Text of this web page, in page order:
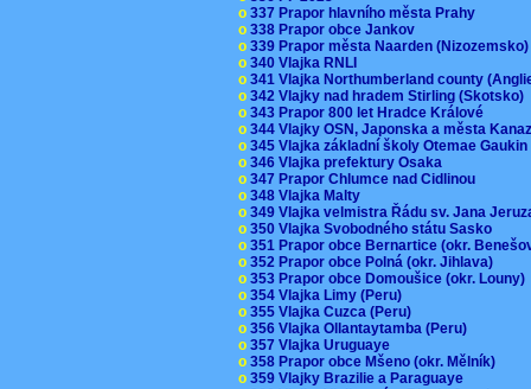
o 337 Prapor hlavního města Prahy
o 338 Prapor obce Jankov
o 339 Prapor města Naarden
o 340 Vlajka RNLI
o 341 Vlajka Northumberland county
o 342 Vlajky nad hradem Stirling (Skotsko)
o 343 Prapor 800 let Hradce Králové
o 344 Vlajky OSN, Japonska a města
o 345 Vlajka základní školy Otemae
o 346 Vlajka prefektury Osaka
o 347 Prapor Chlumce nad Cidlinou
o 348 Vlajka Malty
o 349 Vlajka velmistra Řádu sv. Jana
o 350 Vlajka Svobodného státu Sasko
o 351 Prapor obce Bernartice (okr.
o 352 Prapor obce Polná (okr. Jihlava)
o 353 Prapor obce Domoušice (okr. Louny)
o 354 Vlajka Limy (Peru)
o 355 Vlajka Cuzca (Peru)
o 356 Vlajka Ollantaytamba (Peru)
o 357 Vlajka Uruguaye
o 358 Prapor obce Mšeno (okr. Mělník)
o 359 Vlajky Brazilie a Paraguaye